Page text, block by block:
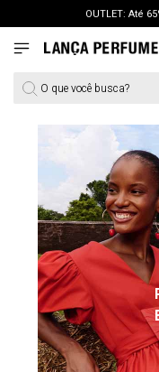
OUTLET: Até
LANÇAMENTO
O que você busca?